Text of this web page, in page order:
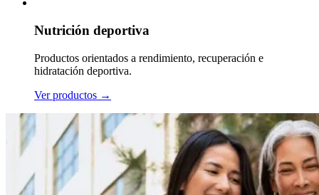
Nutrición deportiva
Productos orientados a rendimiento, recuperación e
hidratación deportiva.
Ver productos →